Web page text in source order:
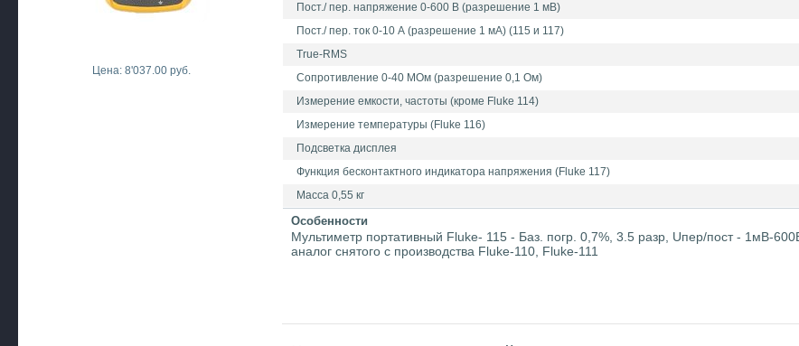
Цена: 8'037.00 руб.
Пост./ пер. напряжение 0-600 В (разрешение 1 мВ)
Пост./ пер. ток 0-10 А (разрешение 1 мА) (115 и 117)
True-RMS
Сопротивление 0-40 МОм (разрешение 0,1 Ом)
Измерение емкости, частоты (кроме Fluke 114)
Измерение температуры (Fluke 116)
Подсветка дисплея
Функция бесконтактного индикатора напряжения (Fluke 117)
Масса 0,55 кг
Особенности
Мультиметр портативный Fluke- 115 - Баз. погр. 0,7%, 3.5 разр, Uпер/пост - 1мВ-
аналог снятого с производства Fluke-110, Fluke-111